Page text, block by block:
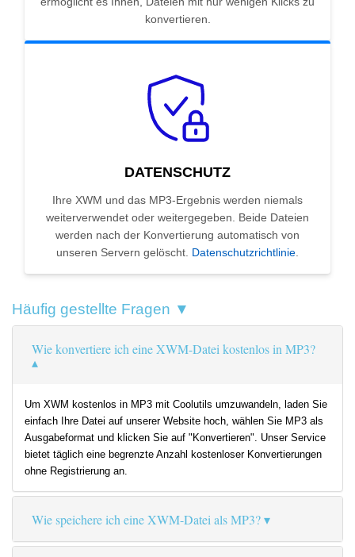
konvertieren.
DATENSCHUTZ
Ihre XWM und das MP3-Ergebnis werden niemals
weiterverwendet oder weitergegeben. Beide Dateien
werden nach der Konvertierung automatisch von
unseren Servern gelöscht. Datenschutzrichtlinie.
Häufig gestellte Fragen ▼
Wie konvertiere ich eine XWM-Datei kostenlos in MP3?
Um XWM kostenlos in MP3 mit Coolutils umzuwandeln, laden Sie
einfach Ihre Datei auf unserer Website hoch, wählen Sie MP3 als
Ausgabeformat und klicken Sie auf "Konvertieren". Unser Service
bietet täglich eine begrenzte Anzahl kostenloser Konvertierungen
ohne Registrierung an.
Wie speichere ich eine XWM-Datei als MP3?